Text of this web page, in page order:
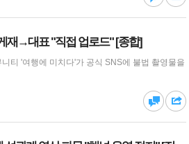
댓글 공유
댓글 공유
재→대표 "직접 업로드" [종합]
티 '여행에 미치다'가 공식 SNS에 불법 촬영물을